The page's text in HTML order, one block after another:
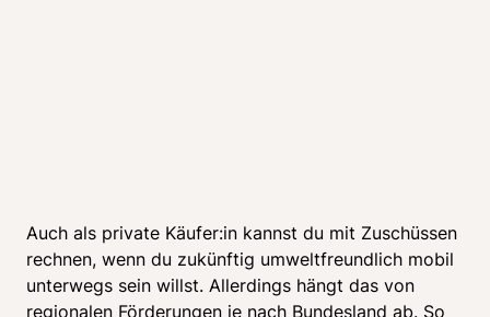
Auch als private Käufer:in kannst du mit Zuschüssen
rechnen, wenn du zukünftig umweltfreundlich mobil
unterwegs sein willst. Allerdings hängt das von
regionalen Förderungen je nach Bundesland ab. So